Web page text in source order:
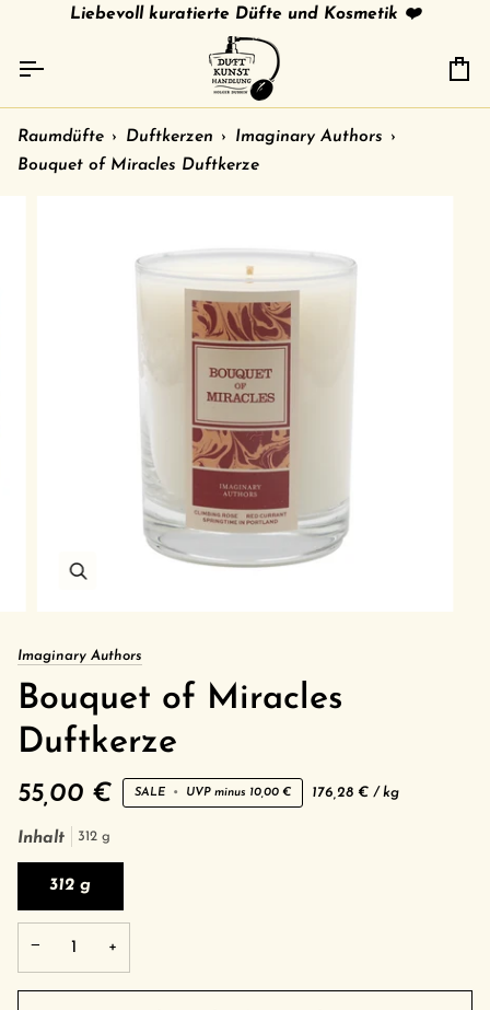
Inhalt
Liebevoll kuratierte Düfte und Kosmetik ❤️
gratis Versand in 🇩🇪 ab 79 € /shipment to other
Raumdüfte › Duftkerzen › Imaginary Authors ›
Bouquet of Miracles Duftkerze
Imaginary Authors
Bouquet of Miracles
Duftkerze
55,00 € SALE • UVP minus 10,00 € Grundpreis
176,28 € /pro
kg
Inhalt 312 g
312 g
− +